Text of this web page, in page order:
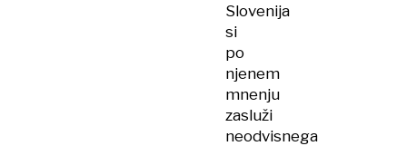
Slovenija
si
po
njenem
mnenju
zasluži
neodvisnega